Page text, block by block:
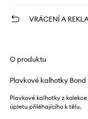
VRÁCENÍ A
O produktu
Plavkové kalhotky Bond
Plavkové kalhotky z
úpletu přiléhajícího k tělu.